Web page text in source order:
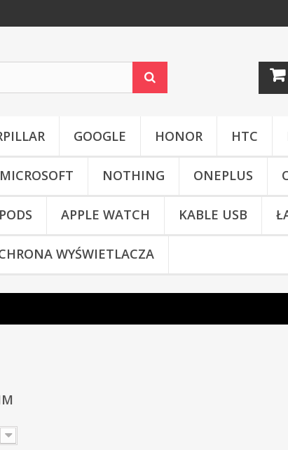
GOOGLE HONOR HTC
NOTHING ONEPLUS
APPLE WATCH KABLE USB
WYŚWIETLACZA